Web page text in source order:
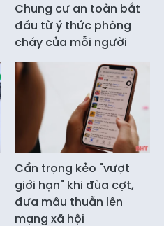
Chung cư an toàn bắt
đầu từ ý thức phòng
cháy của mỗi người
Cẩn trọng kẻo "vượt
giới hạn" khi đùa cợt,
đưa mâu thuẫn lên
mạng xã hội